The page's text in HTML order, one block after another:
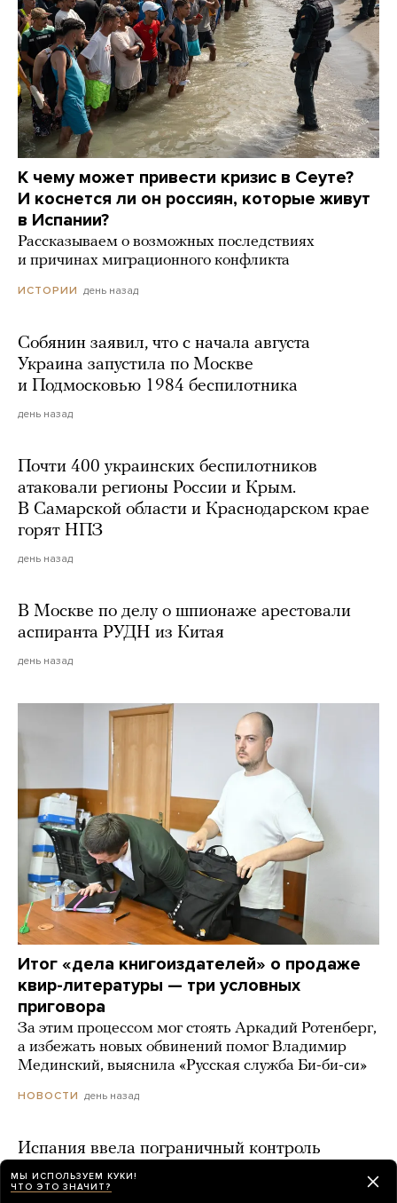
К чему может привести кризис в Сеуте?
И коснется ли он россиян, которые живут
в Испании?
Рассказываем о возможных последствиях
и причинах миграционного конфликта
ИСТОРИИ день назад
Собянин заявил, что с начала августа
Украина запустила по Москве
и Подмосковью 1984 беспилотника
день назад
Почти 400 украинских беспилотников
атаковали регионы России и Крым.
В Самарской области и Краснодарском крае
горят НПЗ
день назад
В Москве по делу о шпионаже арестовали
аспиранта РУДН из Китая
день назад
Итог «дела книгоиздателей» о продаже
квир-литературы — три условных
приговора
За этим процессом мог стоять Аркадий Ротенберг,
а избежать новых обвинений помог Владимир
Мединский, выяснила «Русская служба Би-би-си»
НОВОСТИ день назад
Испания ввела пограничный контроль
с Италией. Ранее Рим ввел аналогичные
меры из-за миграционного кризиса в Сеуте
МЫ ИСПОЛЬЗУЕМ КУКИ!
ЧТО ЭТО ЗНАЧИТ?